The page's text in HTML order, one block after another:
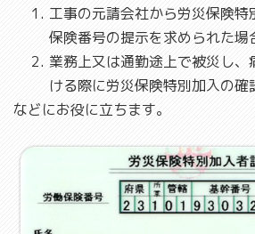
工事の元請会社から労災保険
保険番号の提示を求められた場
業務上又は通勤途上で被災し、
ける際に労災保険特別加入の
などにお役に立ちます。